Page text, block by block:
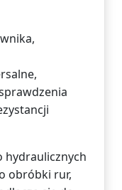
hydraulicznych
obróbki rur,